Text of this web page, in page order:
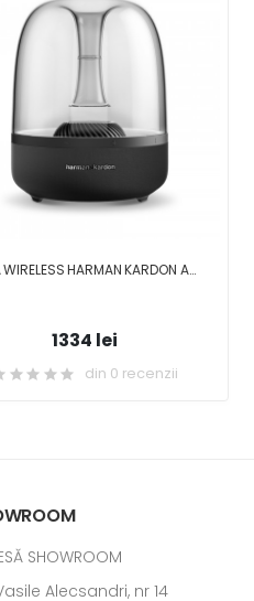
BOXA WIRELESS HARMAN KARDON AURA STUDIO
1334 lei
din 0 recenzii
SHOWROOM
Alecsandri, nr 14